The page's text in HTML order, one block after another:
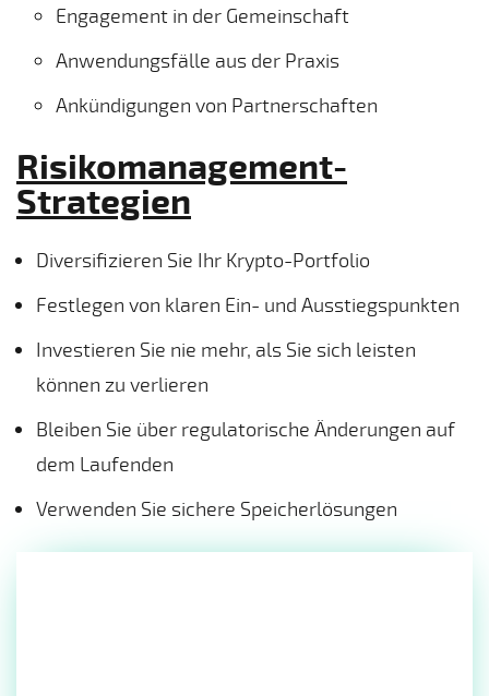
Engagement in der Gemeinschaft
Anwendungsfälle aus der Praxis
Ankündigungen von Partnerschaften
Risikomanagement-
Strategien
Diversifizieren Sie Ihr Krypto-Portfolio
Festlegen von klaren Ein- und Ausstiegspunkten
Investieren Sie nie mehr, als Sie sich leisten
können zu verlieren
Bleiben Sie über regulatorische Änderungen auf
dem Laufenden
Verwenden Sie sichere Speicherlösungen